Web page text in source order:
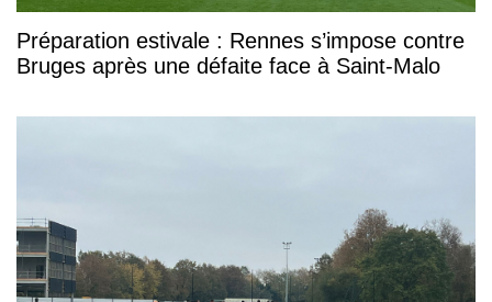
Préparation estivale : Rennes s’impose contre
Bruges après une défaite face à Saint-Malo